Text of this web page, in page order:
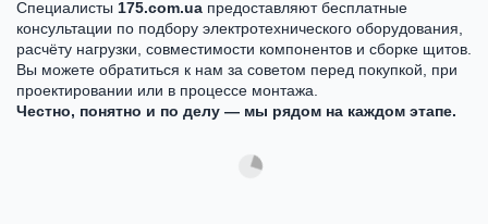
Специалисты 175.com.ua предоставляют бесплатные
консультации по подбору электротехнического оборудования,
расчёту нагрузки, совместимости компонентов и сборке щитов.
Вы можете обратиться к нам за советом перед покупкой, при
проектировании или в процессе монтажа.
Честно, понятно и по делу — мы рядом на каждом этапе.